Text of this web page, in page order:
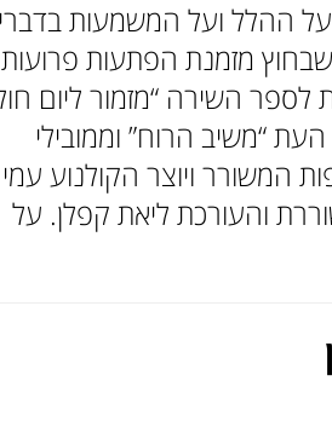
על ההלל ועל המשמעות
שבחוץ מזמנת הפתעות פרועות
לספר השירה “מזמור ליום
“משיב הרוח” וממובילי
המשורר ויוצר הקולנוע
והעורכת ליאת קפלן. על